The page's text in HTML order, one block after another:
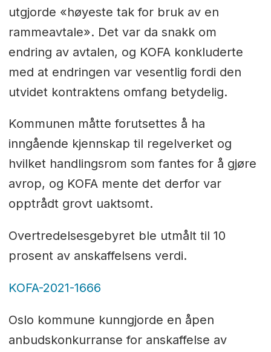
utgjorde «høyeste tak for bruk av en
rammeavtale». Det var da snakk om
endring av avtalen, og KOFA konkluderte
med at endringen var vesentlig fordi den
utvidet kontraktens omfang betydelig.
Kommunen måtte forutsettes å ha
inngående kjennskap til regelverket og
hvilket handlingsrom som fantes for å gjøre
avrop, og KOFA mente det derfor var
opptrådt grovt uaktsomt.
Overtredelsesgebyret ble utmålt til 10
prosent av anskaffelsens verdi.
KOFA-2021-1666
Oslo kommune kunngjorde en åpen
anbudskonkurranse for anskaffelse av